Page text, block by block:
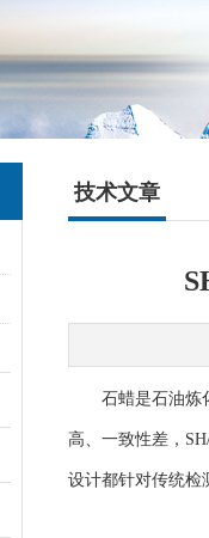
技术文章
石蜡是石油炼化
高、一致性差，
设计都针对传统检